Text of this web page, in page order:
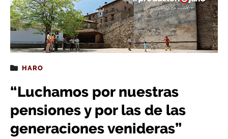
HARO
“Luchamos por nuestras
pensiones y por las de las
generaciones venideras”